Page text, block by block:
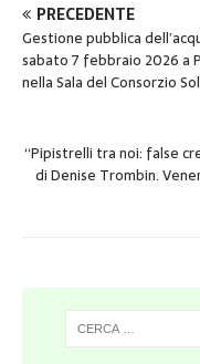
PRECEDENTE
Gestione pubblica
sabato 7 febbraio 2026 a
nella Sala del Consorzio
“Pipistrelli tra noi: false
di Denise Trombin.